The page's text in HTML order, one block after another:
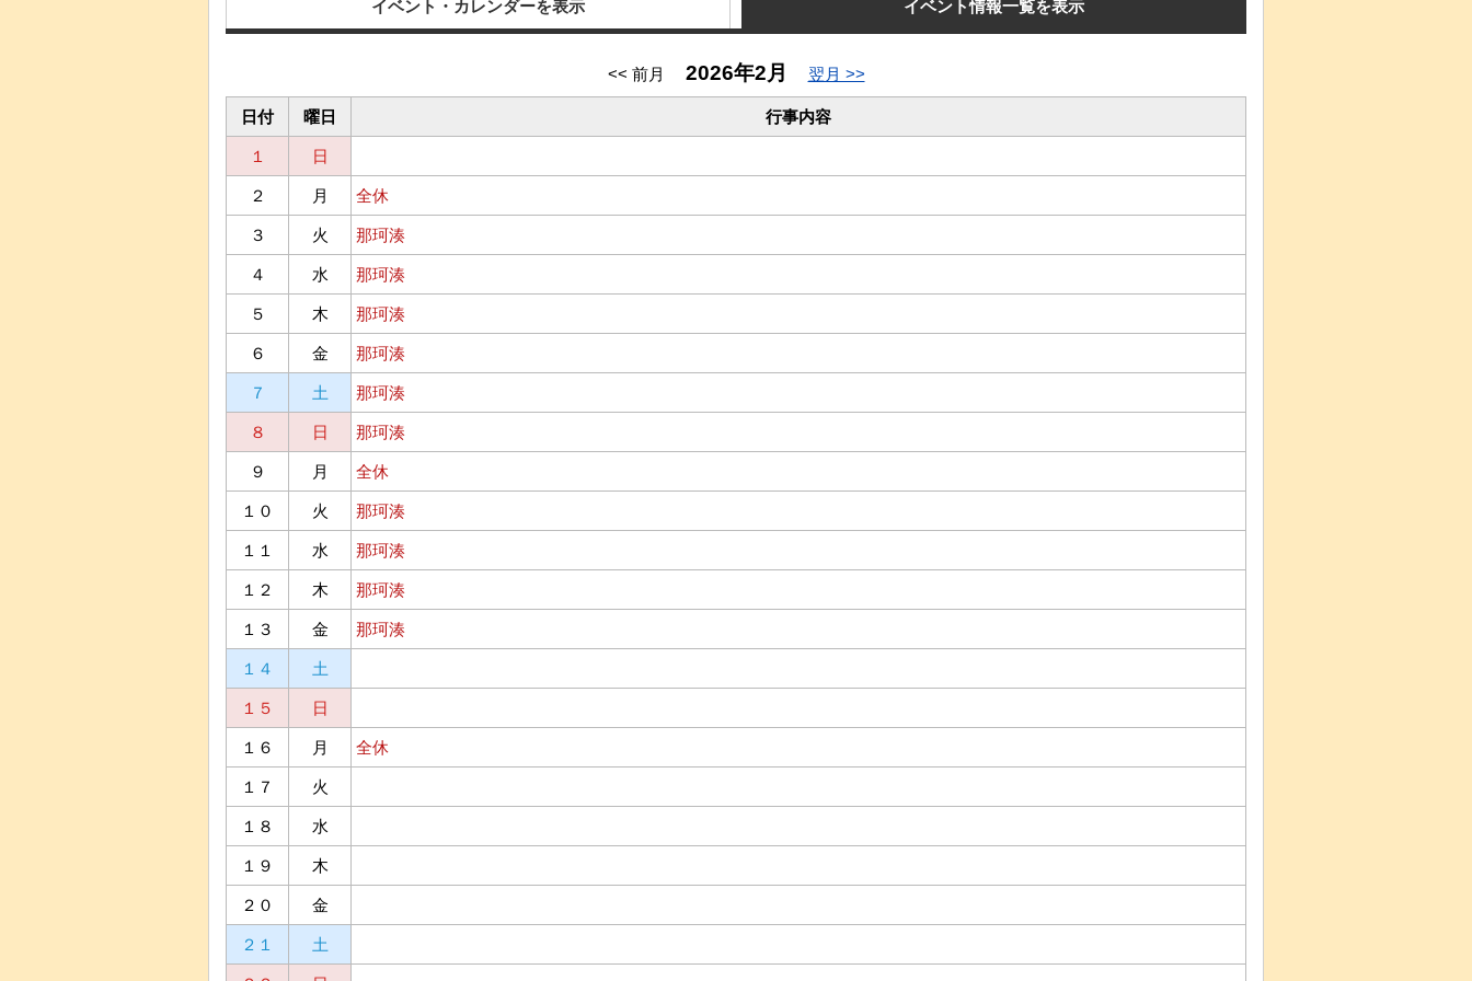
イベント・カレンダーを表示 イベント情報一覧を表示
<< 前月 2026年2月 翌月 >>
日付 曜日 行事内容
１ 日
２ 月 全休
３ 火 那珂湊
４ 水 那珂湊
５ 木 那珂湊
６ 金 那珂湊
７ 土 那珂湊
８ 日 那珂湊
９ 月 全休
１０ 火 那珂湊
１１ 水 那珂湊
１２ 木 那珂湊
１３ 金 那珂湊
１４ 土
１５ 日
１６ 月 全休
１７ 火
１８ 水
１９ 木
２０ 金
２１ 土